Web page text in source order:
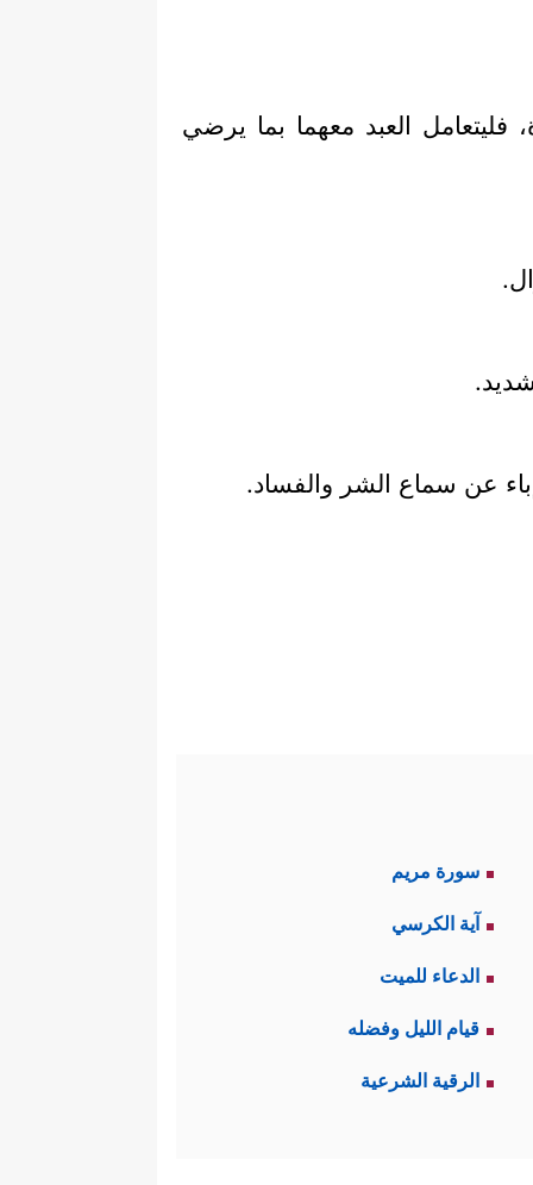
فليتعامل العبد معهما بما يرضي
عن سماع الشر والفساد.
سورة مريم
آية الكرسي
الدعاء للميت
قيام الليل وفضله
الرقية الشرعية